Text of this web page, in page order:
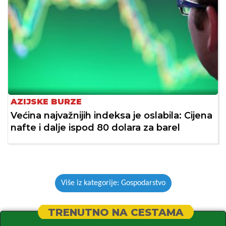
AZIJSKE BURZE
Većina najvažnijih indeksa je oslabila: Cijena
nafte i dalje ispod 80 dolara za barel
Više iz kategorije: Gospodarstvo
TRENUTNO NA CESTAMA